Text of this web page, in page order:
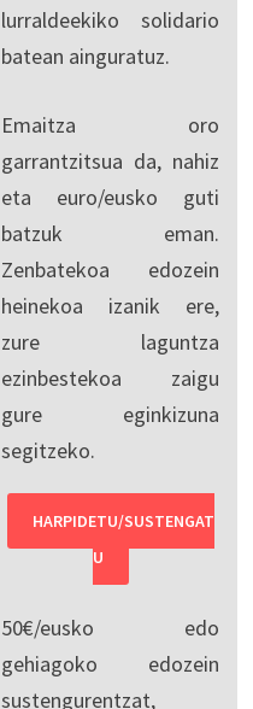
lurraldeekiko solidario
batean ainguratuz.
Emaitza oro
garrantzitsua da, nahiz
eta euro/eusko guti
batzuk eman.
Zenbatekoa edozein
heinekoa izanik ere,
zure laguntza
ezinbestekoa zaigu
gure eginkizuna
segitzeko.
HARPIDETU/SUSTENGAT
U
50€/eusko edo
gehiagoko edozein
sustengurentzat,